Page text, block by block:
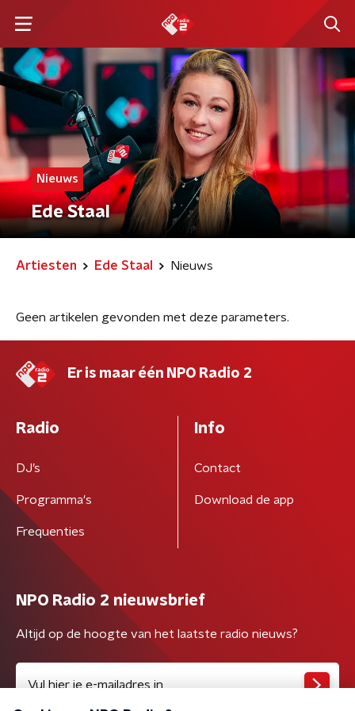
Nieuws
Ede Staal
Artiesten Ede Staal Nieuws
Geen artikelen gevonden met deze parameters.
Er is maar één NPO Radio 2
Radio
DJ’s
Programma's
Frequenties
Info
Contact
Download de app
NPO Radio 2 nieuwsbrief
Altijd op de hoogte van het laatste radio nieuws?